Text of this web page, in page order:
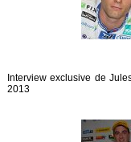
Interview exclusive de
2013